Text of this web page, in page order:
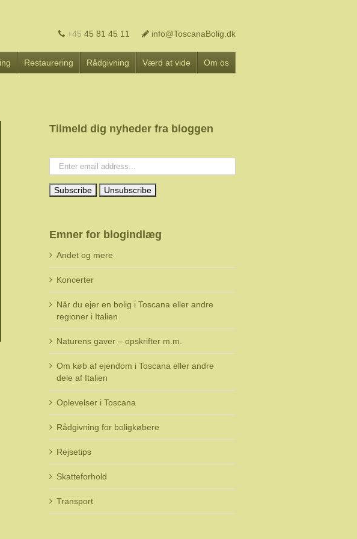
+45 45 81 45 11 info@ToscanaBolig.dk
Restaurering Rådgivning Værd at vide Om os
Tilmeld dig nyheder fra bloggen
Emner for blogindlæg
Andet og mere
Koncerter
Når du ejer en bolig i Toscana eller andre
regioner i Italien
Naturens gaver – opskrifter m.m.
Om køb af ejendom i Toscana eller andre
dele af Italien
Oplevelser i Toscana
Rådgivning for boligkøbere
Rejsetips
Skatteforhold
Transport